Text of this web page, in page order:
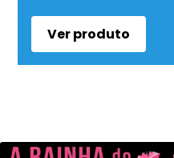
Ver produto